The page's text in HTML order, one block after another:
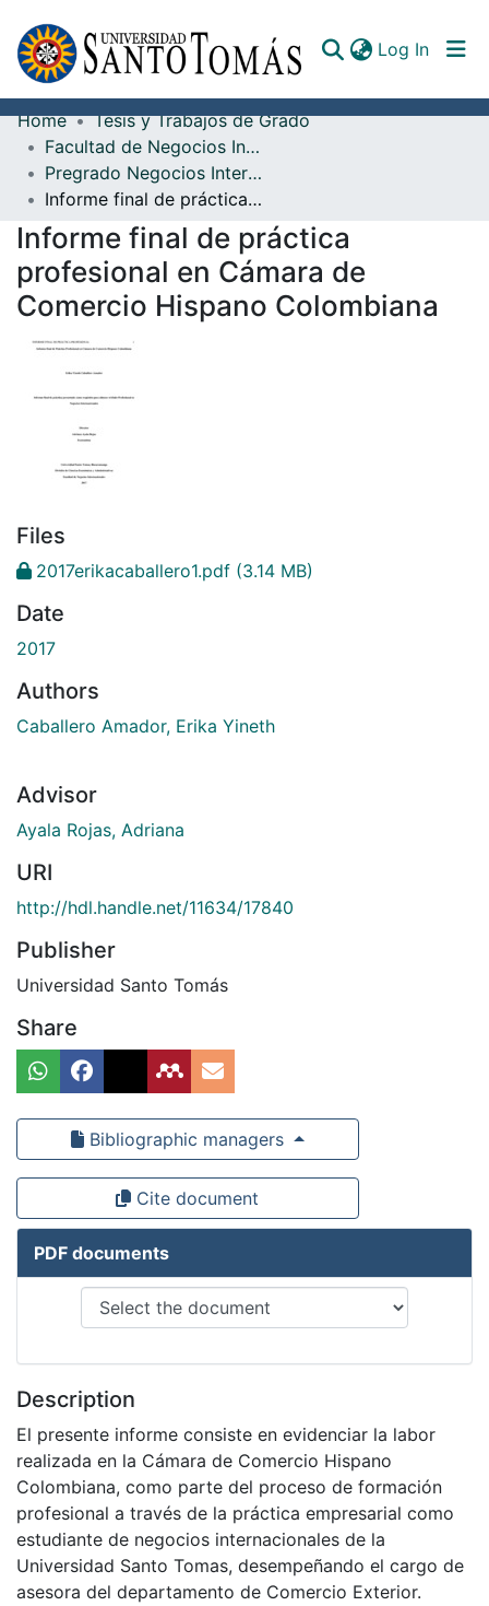
Log In
Communities & Collections
All of DSpace
Documents
Home
Tesis y Trabajos de Grado
Facultad de Negocios Internacionales
Pregrado Negocios Internacionales
Informe final de práctica profesional en Cámara de Comercio Hispano Colombiana
Informe final de práctica
profesional en Cámara de
Comercio Hispano Colombiana
Files
2017erikacaballero1.pdf (3.14 MB)
Date
2017
Authors
Caballero Amador, Erika Yineth
Advisor
Ayala Rojas, Adriana
URI
http://hdl.handle.net/11634/17840
Publisher
Universidad Santo Tomás
Share
Bibliographic managers
Cite document
PDF documents
Description
El presente informe consiste en evidenciar la labor
realizada en la Cámara de Comercio Hispano
Colombiana, como parte del proceso de formación
profesional a través de la práctica empresarial como
estudiante de negocios internacionales de la
Universidad Santo Tomas, desempeñando el cargo de
asesora del departamento de Comercio Exterior.